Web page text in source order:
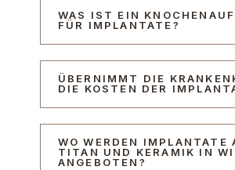
WAS IST EIN
FÜR IMPLANTATE?
ÜBERNIMMT DIE
DIE KOSTEN DER
WO WERDEN IMPLANTATE
TITAN UND KERAMIK IN
ANGEBOTEN?